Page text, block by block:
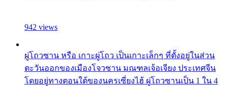
942 views
ผู่โถวซาน หรือ เกาะผู่โถว เป็นเกาะเล็กๆ ที่ตั้งอยู่ในส่วน
ตะวันออกของเมืองโจวซาน มณฑลเจ้อเจียง ประเทศจีน
โดยอยู่ทางตอนใต้ของนครเซี่ยงไฮ้ ผู่โถวซานเป็น 1 ใน 4